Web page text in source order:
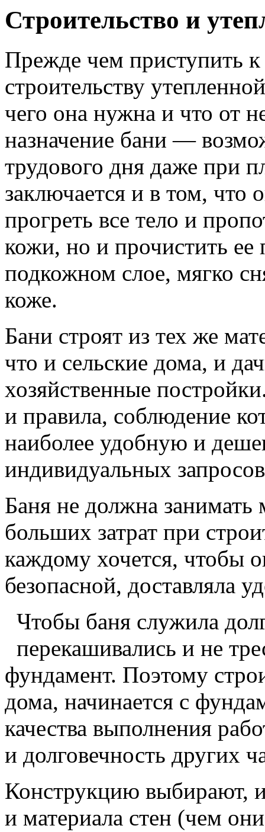
Строительство и
Прежде чем приступить
строительству
чего она нужна и что от
назначение бани —
трудового дня даже при
заключается и в том, что
прогреть все тело и
кожи, но и прочистить
подкожном слое, мягко
коже.
Бани строят из тех же
что и сельские дома, и
хозяйственные
и правила, соблюдение
наиболее удобную и
индивидуальных
Баня не должна занимать
больших затрат при
каждому хочется, чтобы
безопасной, доставляла
Чтобы баня служила
перекашивались и не
фундамент. Поэтому
дома, начинается с
качества выполнения
и долговечность других
Конструкцию выбирают,
и материала стен (чем